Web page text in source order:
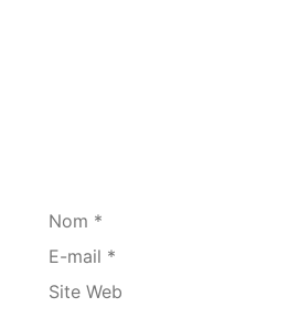
Nom *
E-mail *
Site Web